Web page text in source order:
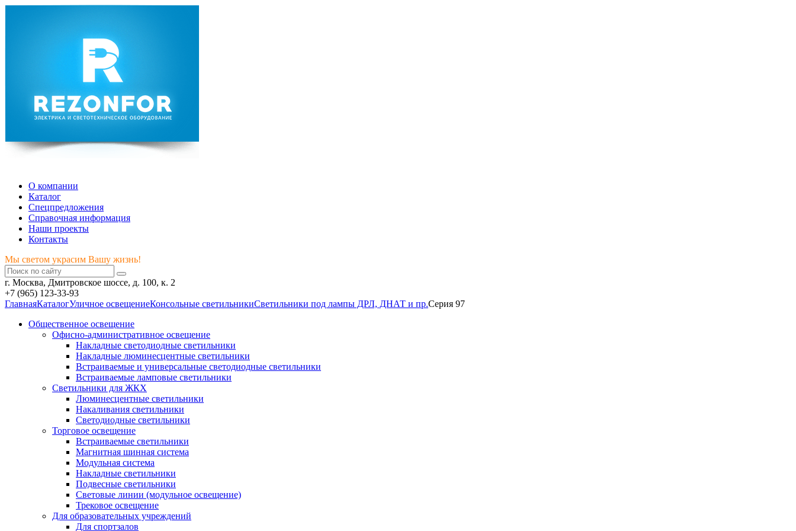
О компании
Каталог
Спецпредложения
Справочная информация
Наши проекты
Контакты
Мы светом украсим Вашу жизнь!
г. Москва, Дмитровское шоссе, д. 100, к. 2
+7 (965) 123-33-93
ГлавнаяКаталогУличное освещениеКонсольные светильникиCветильники под лампы ДРЛ, ДНАТ и пр.Серия 97
Общественное освещение
Офисно-административное освещение
Накладные светодиодные светильники
Накладные люминесцентные светильники
Встраиваемые и универсальные светодиодные светильники
Встраиваемые ламповые светильники
Светильники для ЖКХ
Люминесцентные светильники
Накаливания светильники
Светодиодные светильники
Торговое освещение
Встраиваемые светильники
Магнитная шинная система
Модульная система
Накладные светильники
Подвесные светильники
Световые линии (модульное освещение)
Трековое освещение
Для образовательных учреждений
Для спортзалов